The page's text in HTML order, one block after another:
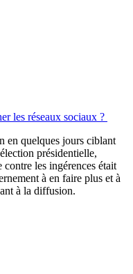
les réseaux sociaux ?
en quelques jours ciblant
présidentielle,
les ingérences était
à en faire plus et à
à la diffusion.